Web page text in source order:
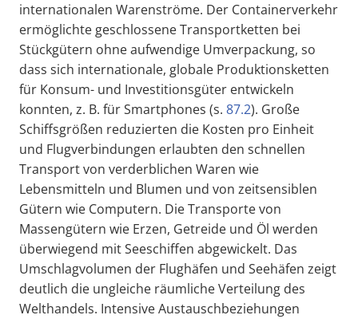
internationalen Warenströme. Der Containerverkehr
ermöglichte geschlossene Transportketten bei
Stückgütern ohne aufwendige Umverpackung, so
dass sich internationale, globale Produktionsketten
für Konsum- und Investitionsgüter entwickeln
konnten, z. B. für Smartphones (s. 87.2). Große
Schiffsgrößen reduzierten die Kosten pro Einheit
und Flugverbindungen erlaubten den schnellen
Transport von verderblichen Waren wie
Lebensmitteln und Blumen und von zeitsensiblen
Gütern wie Computern. Die Transporte von
Massengütern wie Erzen, Getreide und Öl werden
überwiegend mit Seeschiffen abgewickelt. Das
Umschlagvolumen der Flughäfen und Seehäfen zeigt
deutlich die ungleiche räumliche Verteilung des
Welthandels. Intensive Austauschbeziehungen